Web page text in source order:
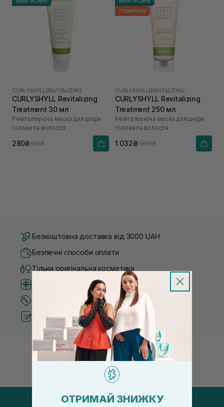
CURLYSHYLL REVITALIZING
CURLYSHYLL Revitalizing
Treatment 30 мл
Ревіталізуюча маска для шкіри
голови та волосся
280₴350₴
ПОДАРУНОК
CURLYSHYLL REVITALIZING
CURLYSHYLL Revitalizing
Treatment 250 мл
Ревіталізуюча маска для шкіри
голови та волосся
1 032₴1 290₴
Безкоштовна доставка від 3000 UAH
Безпечні способи оплати
Тільки оригінальна косметика
Система бонусів та лояльності
Кращі ціни та топ товари
Рекомендації від косметологів
ОТРИМАЙ ЗНИЖКУ